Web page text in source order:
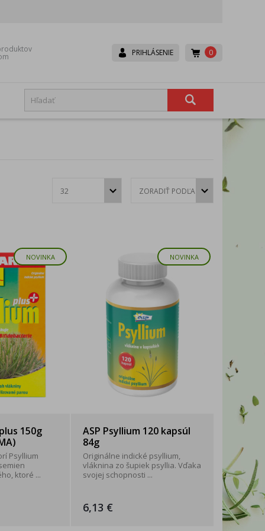
0
PRIHLÁSENIE
Ice Power
Rival
WITTYBELLE
NOVINKA
150g
Psyllium
ktoré ...
NOVINKA
ASP Psyllium 120 kapsúl
84g
Originálne indické psyllium,
vláknina zo šupiek psyllia. Vďaka
svojej schopnosti ...
6,13 €